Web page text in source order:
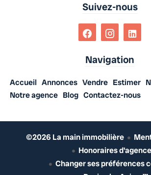
Suivez-nous
Navigation
Accueil Annonces Vendre Estimer
Notre agence Blog Contactez-nous
©2026 La main immobilière
Honoraires d'agence
Changer ses préférences